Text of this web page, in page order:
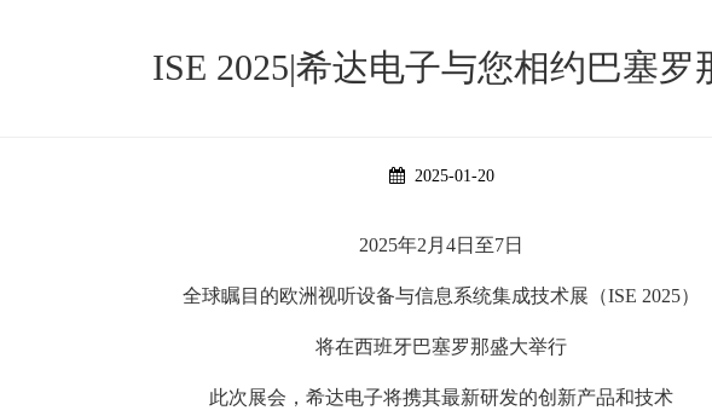
ISE 2025|希达电子与您相约巴塞罗
2025-01-20
2025年2月4日至7日
全球瞩目的欧洲视听设备与信息系统集成技术展（ISE 2025）
将在西班牙巴塞罗那盛大举行
此次展会，希达电子将携其最新研发的创新产品和技术